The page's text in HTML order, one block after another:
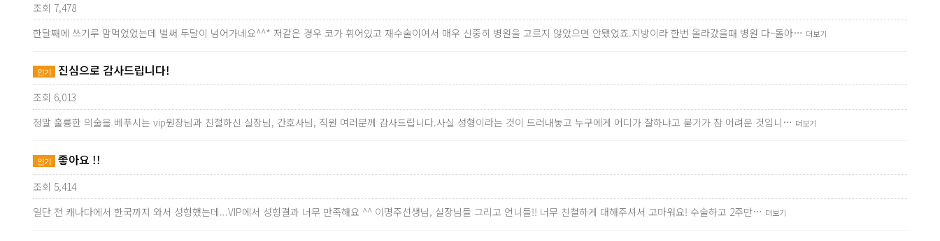
조회 7,478
한달째에 쓰기루 맘먹었었는데 벌써 두달이 넘어가네요^^* 저같은 경우 코가 휘어있고 재수술이여서 매우 신중히 병원을 고르지 않았으면 안됐었죠.지방이라 한번 올라갔을때 병원 다~돌아… 더보기
인기 진심으로 감사드립니다!
조회 6,013
정말 훌륭한 의술을 베푸시는 vip원장님과 친절하신 실장님, 간호사님, 직원 여러분께 감사드립니다.사실 성형이라는 것이 드러내놓고 누구에게 어디가 잘하냐고 묻기가 참 어려운 것입니… 더보기
인기 좋아요 !!
조회 5,414
일단 전 캐나다에서 한국까지 와서 성형했는데...VIP에서 성형결과 너무 만족해요 ^^ 이명주선생님, 실장님들 그리고 언니들!! 너무 친철하게 대해주셔서 고마워요! 수술하고 2주만… 더보기